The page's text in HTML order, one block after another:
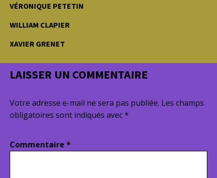
VÉRONIQUE PETETIN
WILLIAM CLAPIER
XAVIER GRENET
LAISSER UN COMMENTAIRE
Votre adresse e-mail ne sera pas publiée. Les champs
obligatoires sont indiqués avec*
Commentaire *